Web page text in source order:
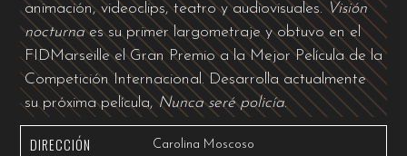
animación, videoclips, teatro y audiovisuales.Visión
nocturnaes su primer largometraje y obtuvo en el
FIDMarseille el Gran Premio a la Mejor Película de la
Competición Internacional. Desarrolla actualmente
su próxima película,Nunca seré policía.
DIRECCIÓN Carolina Moscoso